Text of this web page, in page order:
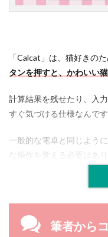
「Calcat」は、猫好きの
タンを押すと、かわいい
計算結果を残せたり、入
すぐ気づける仕様なんです
一般的な電卓と同じよう
な操作を覚える必要はあり
筆者から